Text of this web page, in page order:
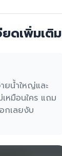
ยดเพิ่มเติม
ยน้ำใหญ่และ
หมือนใคร แถม
กเลยงับ